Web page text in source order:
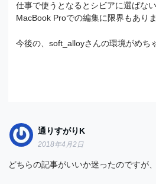
仕事で使うとなるとシビアに選ばな
MacBook Proでの編集に限界もありま
今後の、soft_alloyさんの環境がめち
通りすがりK
2018年4月2日
どちらの記事がいいか迷ったのですが